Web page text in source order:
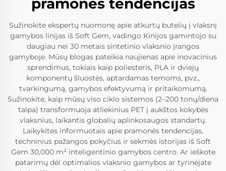
pramonės tendencijas
Sužinokite ekspertų nuomonę apie atkurtų butelių į vlaksnį
gamybos linijas iš Soft Gem, vadingo Kinijos gamintojo su
daugiau nei 30 metais sintetinio vlaksnio įrangos
gamyboje. Mūsų blogas pateikia naujienas apie inovacinius
sprendimus, tokiais kaip poliesteris, PLA ir dviejų
komponentų šluostės, aptardamas temoms, pvz.,
tvarkingumą, gamybos efektyvumą ir pritaikomumą.
Sužinokite, kaip mūsų viso ciklo sistemos (2–200 tonų/diena
talpa) transformuoja atliekinius PET į aukštos kokybės
vlaksnius, laikantis globalių aplinkosaugos standartų.
Laikykites informuotais apie pramonės tendencijas,
techninius pažangos pokyčius ir sėkmės istorijas iš Soft
Gem 30,000 m² inteligentinio gamybos centro. Ar ieškote
patarimų dėl optimalios vlaksnio gamybos ar tyrinėjate